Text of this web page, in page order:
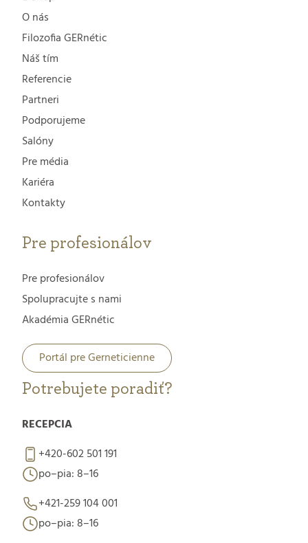
O nás
Filozofia GERnétic
Náš tím
Referencie
Partneri
Podporujeme
Salóny
Pre média
Kariéra
Kontakty
Pre profesionálov
Pre profesionálov
Spolupracujte s nami
Akadémia GERnétic
Portál pre Gerneticienne
Potrebujete poradiť?
RECEPCIA
+420-602 501 191
po–pia: 8–16
+421-259 104 001
po–pia: 8–16